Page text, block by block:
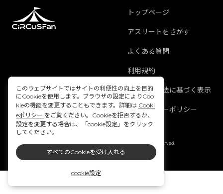
このウェブサイトではサイトの利便性の向上を目的
にCookieを使用します。ブラウザの設定によりCoo
kieの機能を変更することもできます。詳細は Cooki
eポリシー をご覧ください。Cookieを拒否するか、
設定を変更する場合は、「cookie設定」をクリック
してください。
すべてのCookieを受け入れる
cookie設定
トップページ
アスリートをさがす
よくある質問
利用規約
特定商取引法に基づく表示
プライバシーポリシー
Copyright © 2021 ITOCHU Corporation. All Rights Reserved.